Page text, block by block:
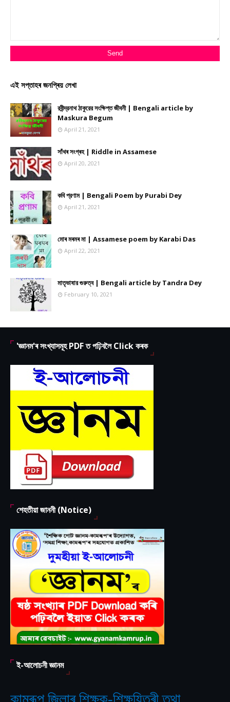
এই সপ্তাহৰ জনপ্ৰিয় লেখা
রবীন্দ্রনাথ ঠাকুরের সংক্ষিপ্ত জীবনী | Bengali article by
Maskura Begum
April 21, 2021
সাঁথৰ সংগ্ৰহ | Riddle in Assamese
April 20, 2021
কবি প্রণাম | Bengali Poem by Purabi Dey
April 21, 2021
মোৰ মৰমৰ মা | Assamese poem by Karabi Das
April 22, 2021
মাতৃভাষার গুরুত্ব | Bengali article by Tandra Dey
February 10, 2021
'জ্ঞানম'ৰ সংখ্যাসমূহ PDF ত পঢ়িবলৈ Click কৰক
শেহতীয়া জাননী (Notice)
ই-আলোচনী জ্ঞানম